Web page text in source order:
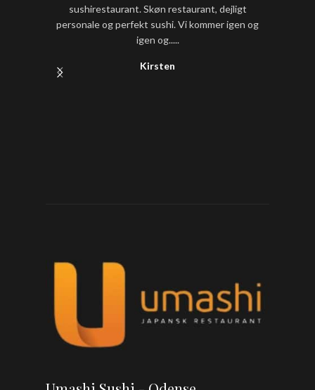
sushirestaurant. Skøn restaurant, dejligt
personale og perfekt sushi. Vi kommer igen og
igen og.....
Kirsten